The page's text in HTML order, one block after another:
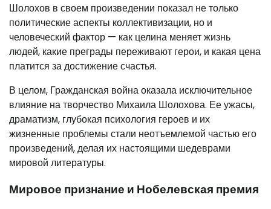
Шолохов в своем произведении показал не только
политические аспекты коллективизации, но и
человеческий фактор — как целина меняет жизнь
людей, какие преграды переживают герои, и какая цена
платится за достижение счастья.
В целом, Гражданская война оказала исключительное
влияние на творчество Михаила Шолохова. Ее ужасы,
драматизм, глубокая психология героев и их
жизненные проблемы стали неотъемлемой частью его
произведений, делая их настоящими шедеврами
мировой литературы.
Мировое признание и Нобелевская премия